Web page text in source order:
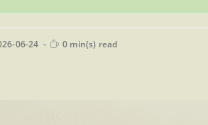
06-24
Reading
0 min(s) read